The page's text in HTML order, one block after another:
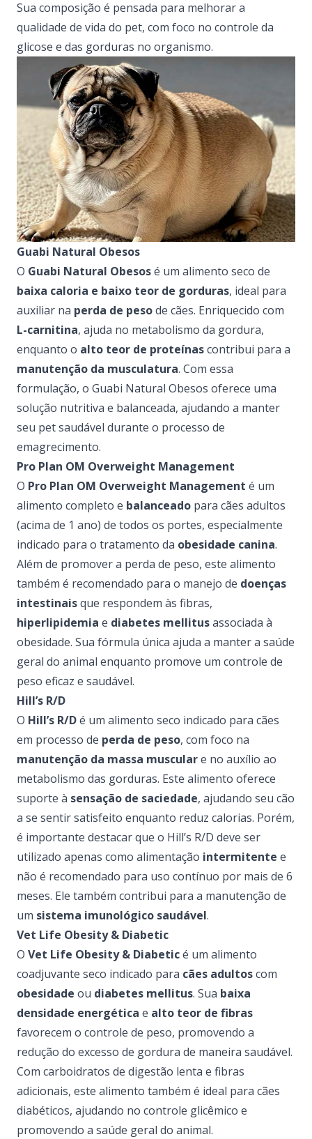
Sua composição é pensada para melhorar a
qualidade de vida do pet, com foco no controle da
glicose e das gorduras no organismo.
Guabi Natural Obesos
O Guabi Natural Obesosé um alimento seco de
baixa caloria e baixo teor de gorduras, ideal para
auxiliar na perda de pesode cães. Enriquecido com
L-carnitina, ajuda no metabolismo da gordura,
enquanto o alto teor de proteínascontribui para a
manutenção da musculatura. Com essa
formulação, o Guabi Natural Obesos oferece uma
solução nutritiva e balanceada, ajudando a manter
seu pet saudável durante o processo de
emagrecimento.
Pro Plan OM Overweight Management
O Pro Plan OM Overweight Management é um
alimento completo e balanceado para cães adultos
(acima de 1 ano) de todos os portes, especialmente
indicado para o tratamento da obesidade canina.
Além de promover a perda de peso, este alimento
também é recomendado para o manejo de doenças
intestinaisque respondem às fibras,
hiperlipidemia e diabetes mellitusassociada à
obesidade. Sua fórmula única ajuda a manter a saúde
geral do animal enquanto promove um controle de
peso eficaz e saudável.
Hill’s R/D
O Hill’s R/Dé um alimento seco indicado para cães
em processo de perda de peso, com foco na
manutenção da massa musculare no auxílio ao
metabolismo das gorduras. Este alimento oferece
suporte à sensação de saciedade, ajudando seu cão
a se sentir satisfeito enquanto reduz calorias. Porém,
é importante destacar que o Hill’s R/D deve ser
utilizado apenas como alimentação intermitente e
não é recomendado para uso contínuo por mais de 6
meses. Ele também contribui para a manutenção de
um sistema imunológico saudável.
Vet Life Obesity & Diabetic
O Vet Life Obesity & Diabeticé um alimento
coadjuvante seco indicado para cães adultoscom
obesidade ou diabetes mellitus. Sua baixa
densidade energética e alto teor de fibras
favorecem o controle de peso, promovendo a
redução do excesso de gordura de maneira saudável.
Com carboidratos de digestão lenta e fibras
adicionais, este alimento também é ideal para cães
diabéticos, ajudando no controle glicêmico e
promovendo a saúde geral do animal.